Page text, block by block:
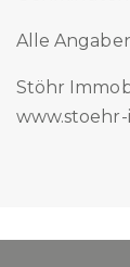
Alle
Stöhr